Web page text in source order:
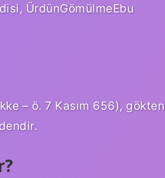
ÜrdünGömülmeEbu